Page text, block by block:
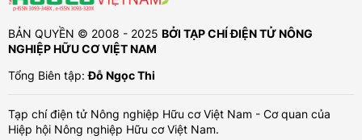
BẢN QUYỀN © 2008 - 2025 BỞI TẠP CHÍ ĐIỆN TỬ NÔNG
NGHIỆP HỮU CƠ VIỆT NAM
Tổng Biên tập:Đỗ Ngọc Thi
Tạp chí điện tử Nông nghiệp Hữu cơ Việt Nam - Cơ quan của
Hiệp hội Nông nghiệp Hữu cơ Việt Nam.